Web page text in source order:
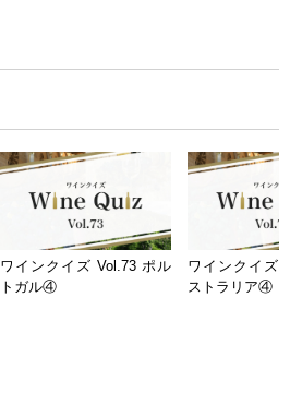
ワインクイズ Vol.73 ポル
トガル④
ワインクイズ
ストラリア④